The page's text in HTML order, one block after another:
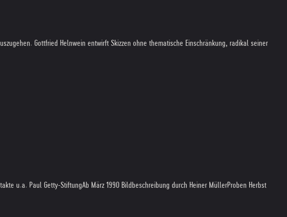
Gottfried Helnwein entwirft Skizzen ohne thematische Einschränkung, radikal seiner
u.a. Paul Getty-StiftungAb März 1990 Bildbeschreibung durch Heiner MüllerProben Herbst